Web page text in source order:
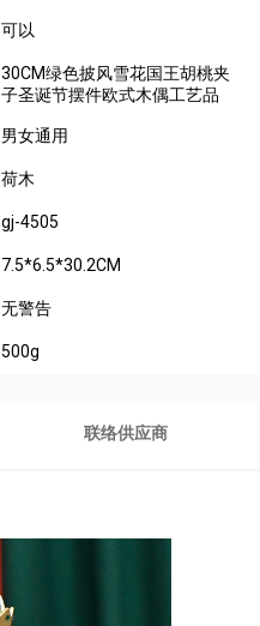
可以
30CM绿色披风雪花国王胡桃夹
子圣诞节摆件欧式木偶工艺品
男女通用
荷木
gj-4505
7.5*6.5*30.2CM
无警告
500g
联络供应商